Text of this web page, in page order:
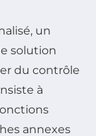
un
solution
du contrôle
à
annexes